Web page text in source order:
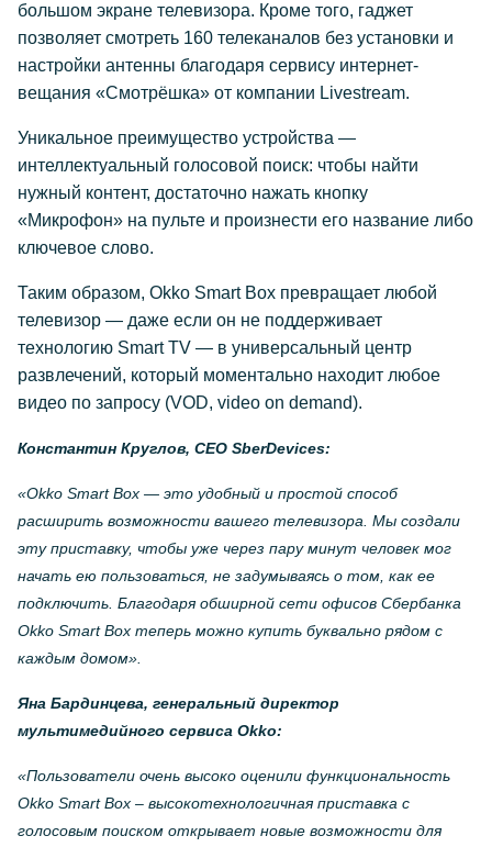
большом экране телевизора. Кроме того, гаджет
позволяет смотреть 160 телеканалов без установки и
настройки антенны благодаря сервису интернет-
вещания «Смотрёшка» от компании Livestream.
Уникальное преимущество устройства —
интеллектуальный голосовой поиск: чтобы найти
нужный контент, достаточно нажать кнопку
«Микрофон» на пульте и произнести его название либо
ключевое слово.
Таким образом, Okko Smart Box превращает любой
телевизор — даже если он не поддерживает
технологию Smart TV — в универсальный центр
развлечений, который моментально находит любое
видео по запросу (VOD, video on demand).
Константин Круглов, CEO SberDevices:
«Okko Smart Box — это удобный и простой способ
расширить возможности вашего телевизора. Мы создали
эту приставку, чтобы уже через пару минут человек мог
начать ею пользоваться, не задумываясь о том, как ее
подключить. Благодаря обширной сети офисов Сбербанка
Okko Smart Box теперь можно купить буквально рядом с
каждым домом».
Яна Бардинцева, генеральный директор
мультимедийного сервиса Okko:
«Пользователи очень высоко оценили функциональность
Okko Smart Box – высокотехнологичная приставка с
голосовым поиском открывает новые возможности для